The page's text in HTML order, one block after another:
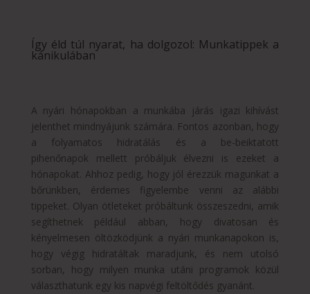
Így éld túl nyarat, ha dolgozol: Munkatippek a
kánikulában
A nyári hónapokban a munkába járás igazi kihívást
jelenthet mindnyájunk számára. Fontos azonban, hogy
a folyamatos hidratálás és a be-beiktatott
pihenőnapok mellett próbáljuk élvezni is ezeket a
hónapokat. Ahhoz pedig, hogy jól érezzük magunkat a
bőrünkben, érdemes figyelembe venni az alábbi
tippeket. Olyan ötleteket próbáltunk összeszedni, amik
segíthetnek például abban, hogy divatosan és
kényelmesen öltözködjünk a nyári munkanapokon is,
hogy végig hidratáltak maradjunk, és nem utolsó
sorban, hogy milyen munka utáni programok közül
választhatunk egy kis napvégi feltöltődés gyanánt.